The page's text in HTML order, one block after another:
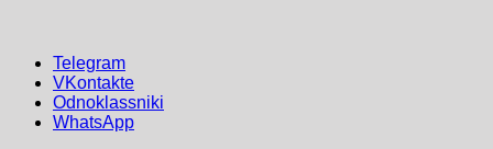
Telegram
VKontakte
Odnoklassniki
WhatsApp